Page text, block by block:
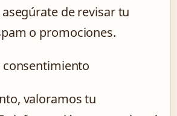
de revisar tu
o promociones.
consentimiento
valoramos tu